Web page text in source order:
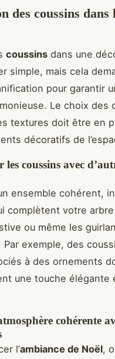
des coussins dans
coussins dans une
simple, mais cela
pour garantir
Le choix des
textures doit être en
décoratifs de
coussins avec
ensemble cohérent,
complètent votre
ou même les
Par exemple, des
à des ornements
une touche élégante
cohérente
l’ambiance de Noël,